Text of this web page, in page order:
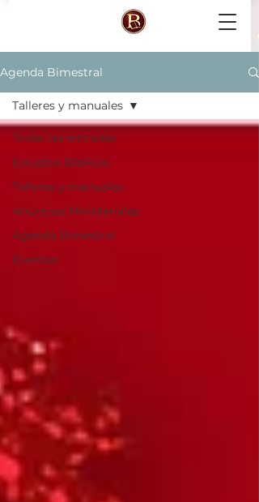
Agenda Bimestral
Todas las entradas
Estudios Bíblicos
Talleres y manuales
Anuncios Ministeriales
Agenda Bimestral
Eventos
Talleres y manuales